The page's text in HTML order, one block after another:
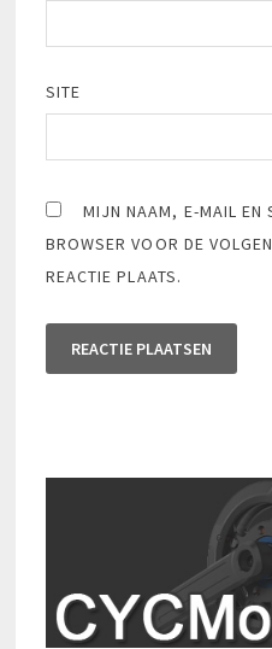
SITE
MIJN NAAM, E-MAIL EN
BROWSER VOOR DE
REACTIE PLAATS.